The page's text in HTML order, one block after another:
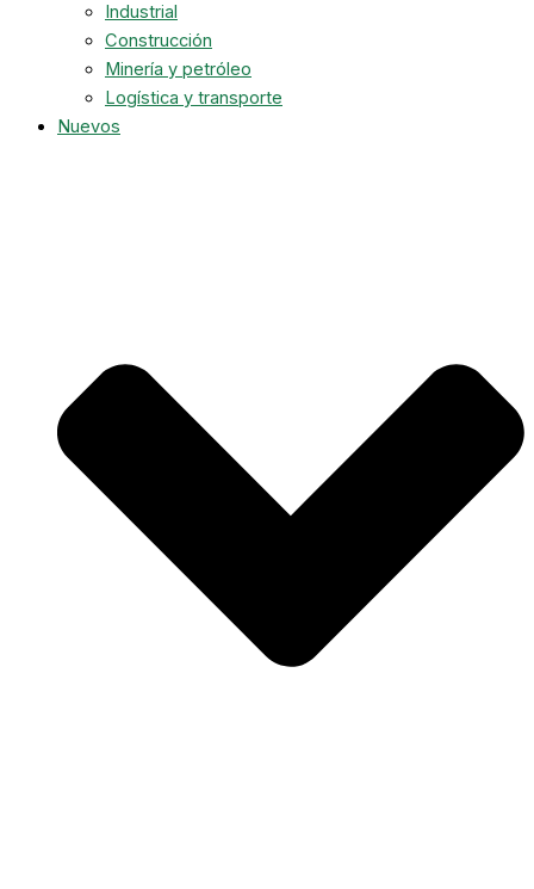
Industrial
Construcción
Minería y petróleo
Logística y transporte
Nuevos